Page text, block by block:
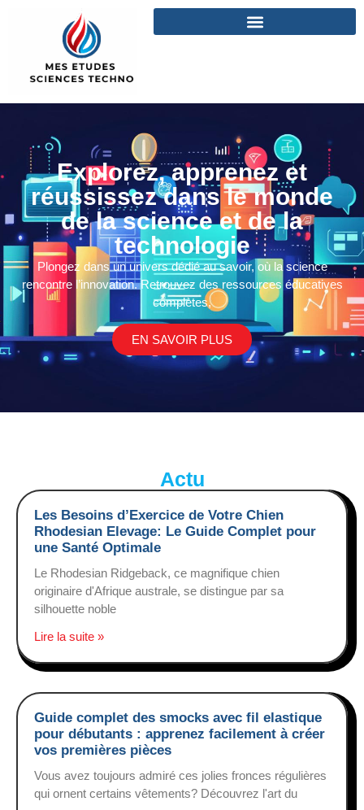
Explorez, apprenez et
réussissez dans le monde
de la science et de la
technologie
Plongez dans un univers dédié au savoir, où la science
rencontre l’innovation. Retrouvez des ressources éducatives
complètes,
EN SAVOIR PLUS
Actu
Les Besoins d’Exercice de Votre Chien
Rhodesian Elevage: Le Guide Complet pour
une Santé Optimale
Le Rhodesian Ridgeback, ce magnifique chien
originaire d'Afrique australe, se distingue par sa
silhouette noble
Lire la suite »
Guide complet des smocks avec fil elastique
pour débutants : apprenez facilement à créer
vos premières pièces
Vous avez toujours admiré ces jolies fronces régulières
qui ornent certains vêtements? Découvrez l'art du